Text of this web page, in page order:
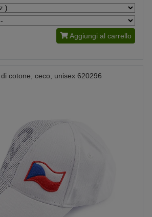
Aggiungi al carrello
cotone, ceco, unisex 620296